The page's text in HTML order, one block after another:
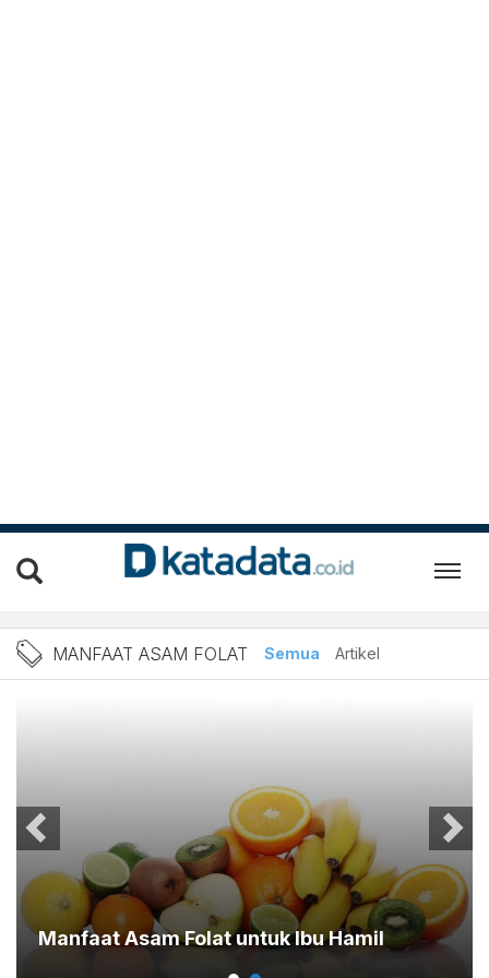
Berita Manfaat Asam
MANFAAT ASAM FOLAT Semua Artikel
Manfaat Asam Folat untuk Ibu Hamil